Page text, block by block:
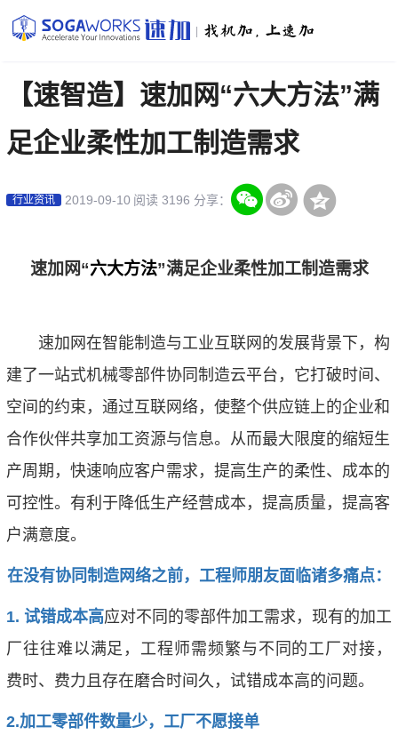
【速智造】速加网“六大方法”满
足企业柔性加工制造需求
行业资讯 2019-09-10 阅读 3196 分享：
速加网“六大方法”满足企业柔性加工制造需求
速加网在智能制造与工业互联网的发展背景下，构
建了一站式机械零部件协同制造云平台，它打破时间、
空间的约束，通过互联网络，使整个供应链上的企业和
合作伙伴共享加工资源与信息。从而最大限度的缩短生
产周期，快速响应客户需求，提高生产的柔性、成本的
可控性。有利于降低生产经营成本，提高质量，提高客
户满意度。
在没有协同制造网络之前，工程师朋友面临诸多痛点：
1. 试错成本高应对不同的零部件加工需求，现有的加工
厂往往难以满足，工程师需频繁与不同的工厂对接，
费时、费力且存在磨合时间久，试错成本高的问题。
2.加工零部件数量少，工厂不愿接单